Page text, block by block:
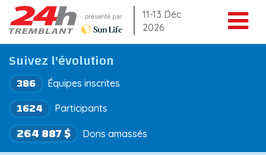
Aller
au
contenu
11-13 Déc
2026
Suivez l'évolution
386 Équipes inscrites
264 887 $ Dons amassés
1624 Participants